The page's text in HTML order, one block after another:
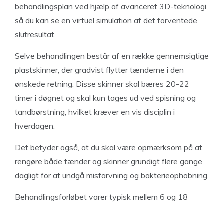
behandlingsplan ved hjælp af avanceret 3D-teknologi,
så du kan se en virtuel simulation af det forventede
slutresultat.
Selve behandlingen består af en række gennemsigtige
plastskinner, der gradvist flytter tænderne i den
ønskede retning. Disse skinner skal bæres 20-22
timer i døgnet og skal kun tages ud ved spisning og
tandbørstning, hvilket kræver en vis disciplin i
hverdagen.
Det betyder også, at du skal være opmærksom på at
rengøre både tænder og skinner grundigt flere gange
dagligt for at undgå misfarvning og bakterieophobning.
Behandlingsforløbet varer typisk mellem 6 og 18